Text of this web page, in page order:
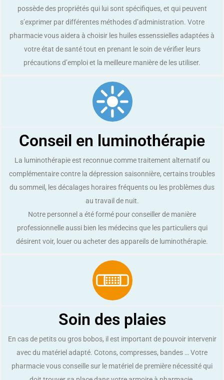
possède des propriétés qui lui sont spécifiques, et qui peuvent
s’exprimer par différentes méthodes d’administration. Votre
pharmacie vous aidera à choisir les huiles essenssielles adaptées à
votre état de santé tout en prenant le soin de vérifier leurs
précautions d’emploi et la meilleure manière de les utiliser.
Conseil en luminothérapie
La luminothérapie est reconnue comme traitement alternatif ou
complémentaire contre la dépression saisonnière, certains troubles
du sommeil, les décalages horaires fréquents ou les problèmes dus
au travail de nuit.
Notre personnel a été formé pour conseiller de manière
professionnelle aussi bien les médecins que les particuliers qui
désirent voir, louer ou acheter des appareils de luminothérapie.
Soin des plaies
En cas de petits ou gros bobos, il est important de pouvoir intervenir
avec du matériel adapté. Cotons, compresses, bandes … Votre
pharmacie vous conseille sur le matériel de première nécessité qui